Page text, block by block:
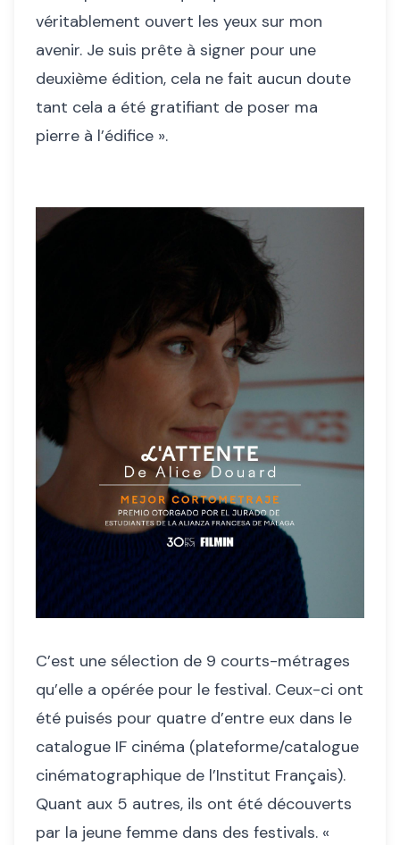
véritablement ouvert les yeux sur mon
avenir. Je suis prête à signer pour une
deuxième édition, cela ne fait aucun doute
tant cela a été gratifiant de poser ma
pierre à l’édifice ».
C’est une sélection de 9 courts-métrages
qu’elle a opérée pour le festival. Ceux-ci ont
été puisés pour quatre d’entre eux dans le
catalogue IF cinéma (plateforme/catalogue
cinématographique de l’Institut Français).
Quant aux 5 autres, ils ont été découverts
par la jeune femme dans des festivals. «